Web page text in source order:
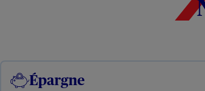
Épargne